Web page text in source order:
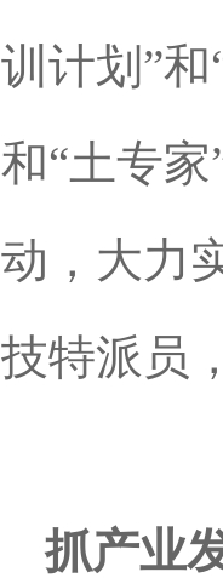
训计划”
和“土专
动，大力
技特派员
抓产业